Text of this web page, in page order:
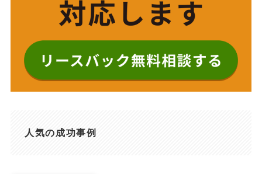
人気の成功事例